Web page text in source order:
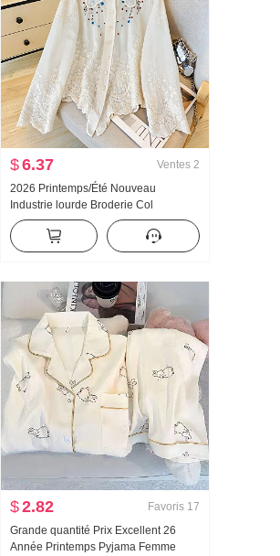
$6.37 Ventes 2
2026 Printemps/Été Nouveau
Industrie lourde Broderie Col
Claudine Chemise pour femmes Style
français Rétro Protection solaire
Cardigan
$2.82 Favoris 17
Grande quantité Prix Excellent 26
Année Printemps Pyjama Femme